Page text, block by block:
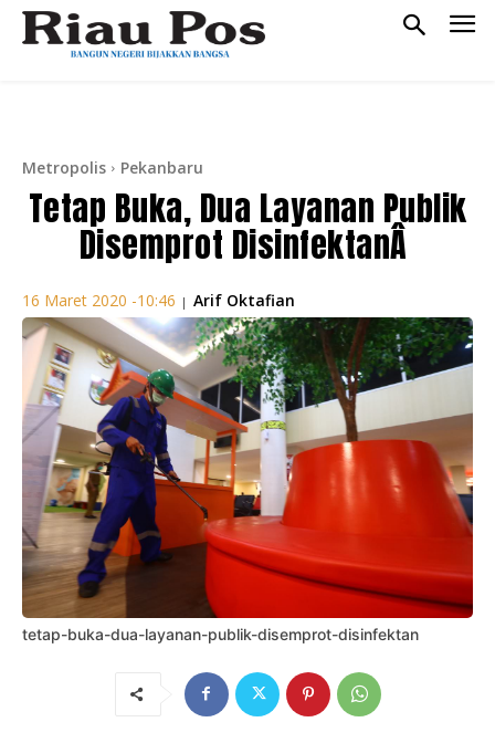
Metropolis Pekanbaru
Tetap Buka, Dua Layanan Publik
Disemprot DisinfektanÂ
16 Maret 2020 -10:46 | Arif Oktafian
tetap-buka-dua-layanan-publik-disemprot-disinfektan